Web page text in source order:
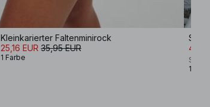
Kleinkarierter Faltenminirock
25,16 EUR 35,95 EUR
1 Farbe
1